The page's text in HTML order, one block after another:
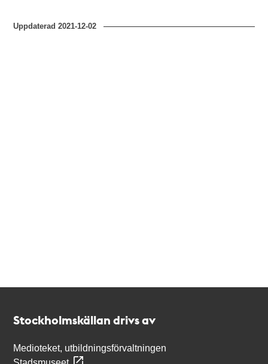
Uppdaterad2021-12-02
Stockholmskällan drivs av
Medioteket, utbildningsförvaltningen